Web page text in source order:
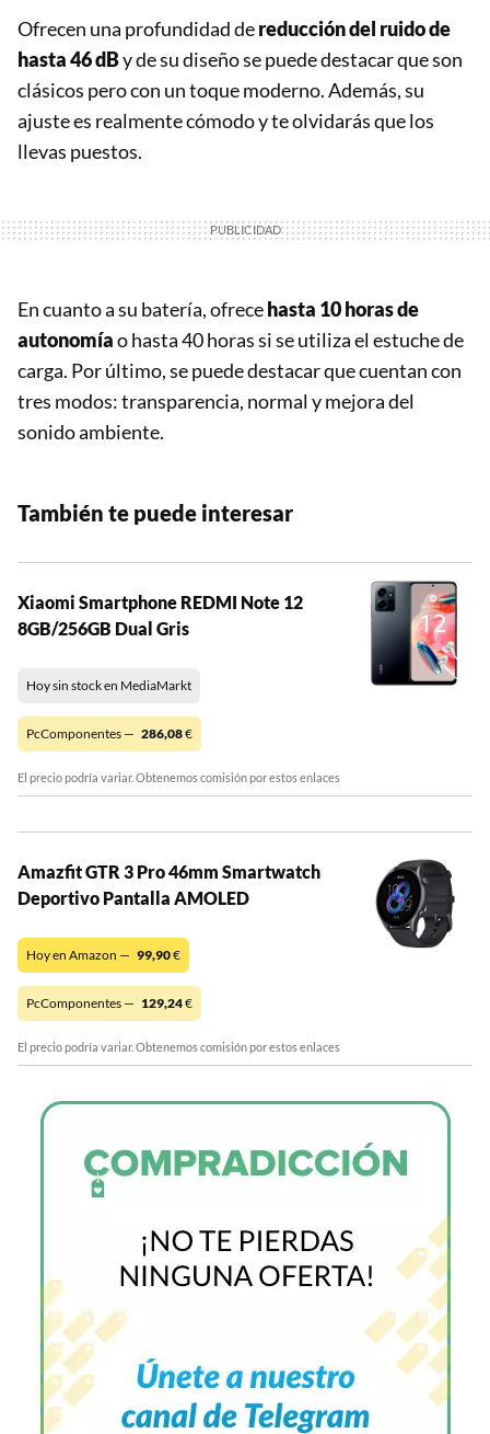
Ofrecen una profundidad dereducción del ruido de
hasta 46 dBy de su diseño se puede destacar que son
clásicos pero con un toque moderno. Además, su
ajuste es realmente cómodo y te olvidarás que los
llevas puestos.
En cuanto a su batería, ofrecehasta 10 horas de
autonomíao hasta 40 horas si se utiliza el estuche de
carga. Por último, se puede destacar que cuentan con
tres modos: transparencia, normal y mejora del
sonido ambiente.
También te puede interesar
Xiaomi Smartphone REDMI Note 12
8GB/256GB Dual Gris
Hoy sin stock en MediaMarkt
PcComponentes — 286,08€
El precio podría variar. Obtenemos comisión por estos enlaces
Amazfit GTR 3 Pro 46mm Smartwatch
Deportivo Pantalla AMOLED
Hoy en Amazon — 99,90€
PcComponentes — 129,24€
El precio podría variar. Obtenemos comisión por estos enlaces